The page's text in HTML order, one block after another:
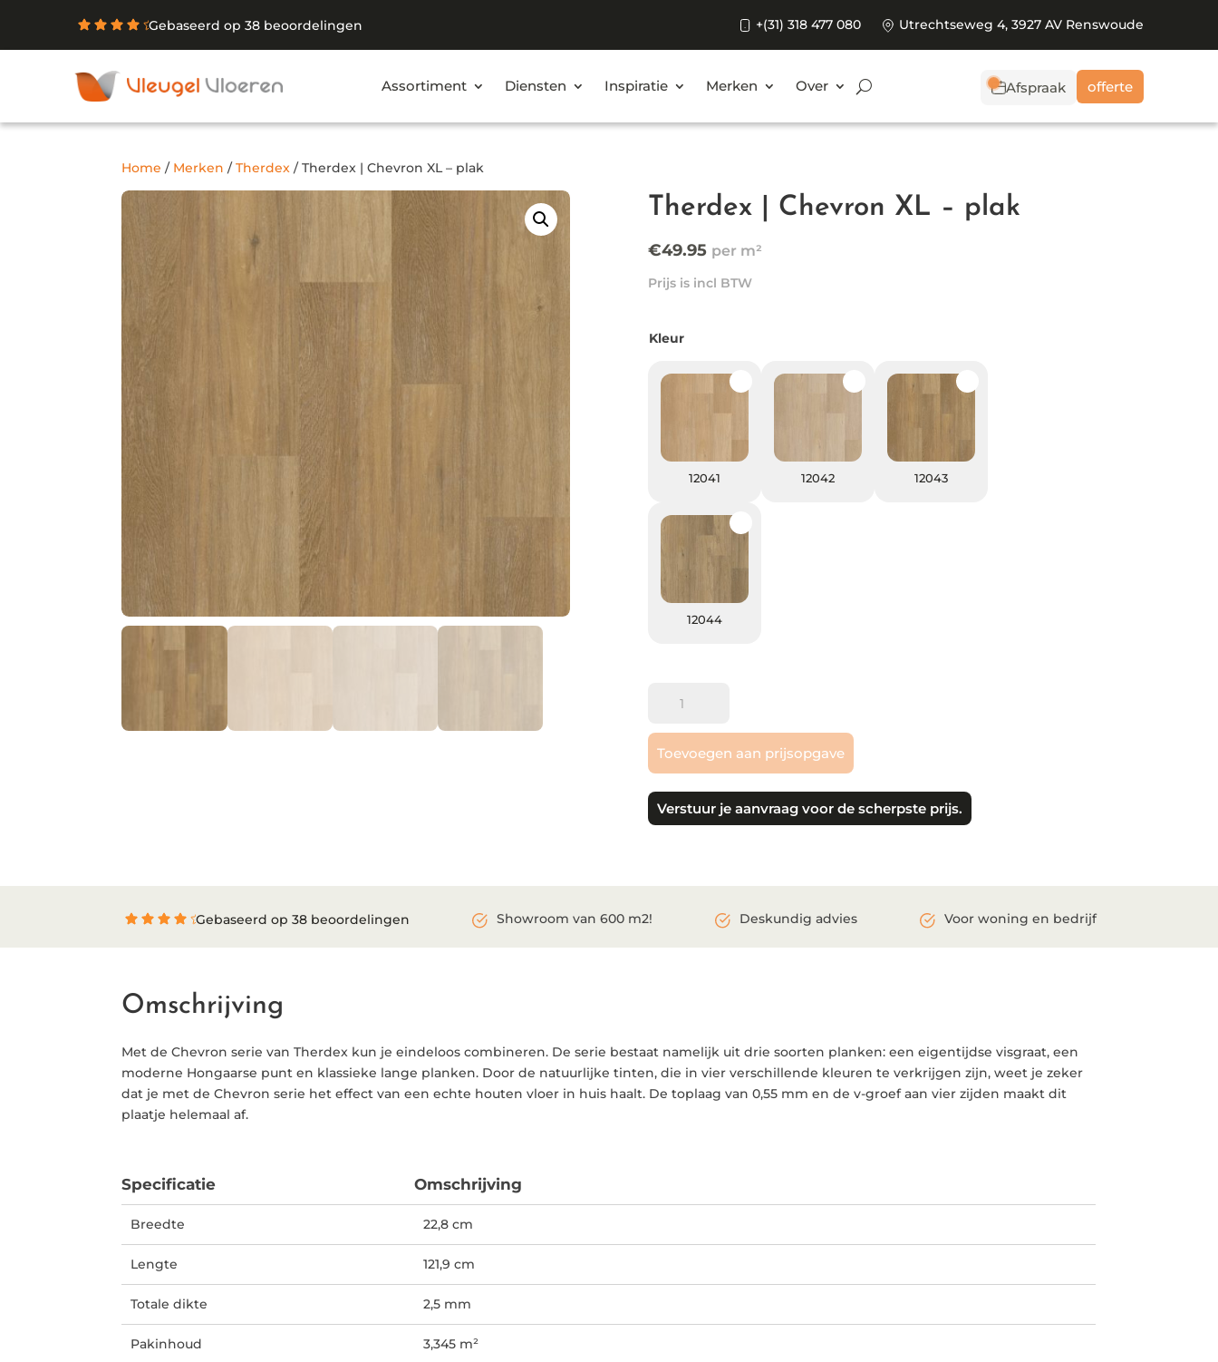
Gebaseerd op 38 beoordelingen +(31) 318 477 080 Utrechtseweg 4, 3927 AV Renswoude
Assortiment Diensten Inspiratie Merken Over Afspraak offerte
Home / Merken /Therdex / Therdex | Chevron XL – plak
Therdex | Chevron XL – plak
€49.95
Prijs is incl BTW
Kleur
12041 12042 12043
12044
Chevron
XL
-
plak
aantal
Toevoegen aan prijsopgave
Verstuur je aanvraag voor de scherpste prijs.
Gebaseerd op 38 beoordelingen Showroom van 600 m2! Deskundig advies Voor woning en bedrijf
Omschrijving
Met de Chevron serie van Therdex kun je eindeloos combineren. De serie bestaat namelijk uit drie soorten planken: een eigentijdse visgraat, een
moderne Hongaarse punt en klassieke lange planken. Door de natuurlijke tinten, die in vier verschillende kleuren te verkrijgen zijn, weet je zeker
dat je met de Chevron serie het effect van een echte houten vloer in huis haalt. De toplaag van 0,55 mm en de v-groef aan vier zijden maakt dit
plaatje helemaal af.
Specificatie Omschrijving
Breedte 22,8 cm
Lengte 121,9 cm
Totale dikte 2,5 mm
Pakinhoud 3,345 m²